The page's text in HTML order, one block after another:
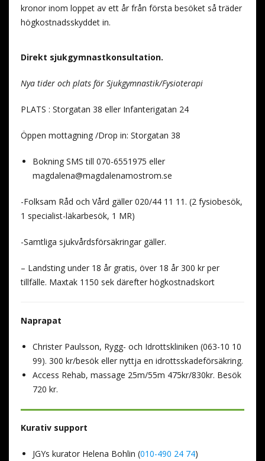
kronor inom loppet av ett år från första besöket så träder
högkostnadsskyddet in.
Direkt sjukgymnastkonsultation.
Nya tider och plats för Sjukgymnastik/Fysioterapi
PLATS : Storgatan 38 eller Infanterigatan 24
Öppen mottagning /Drop in: Storgatan 38
Bokning SMS till 070-6551975 eller
magdalena@magdalenamostrom.se
-Folksam Råd och Vård gäller 020/44 11 11. (2 fysiobesök,
1 specialist-läkarbesök, 1 MR)
-Samtliga sjukvårdsförsäkringar gäller.
– Landsting under 18 år gratis, över 18 år 300 kr per
tillfälle. Maxtak 1150 sek därefter högkostnadskort
Naprapat
Christer Paulsson, Rygg- och Idrottskliniken (063-10 10
99). 300 kr/besök eller nyttja en idrottsskadeförsäkring.
Access Rehab, massage 25m/55m 475kr/830kr. Besök
720 kr.
Kurativ support
JGYs kurator Helena Bohlin (010-490 24 74)